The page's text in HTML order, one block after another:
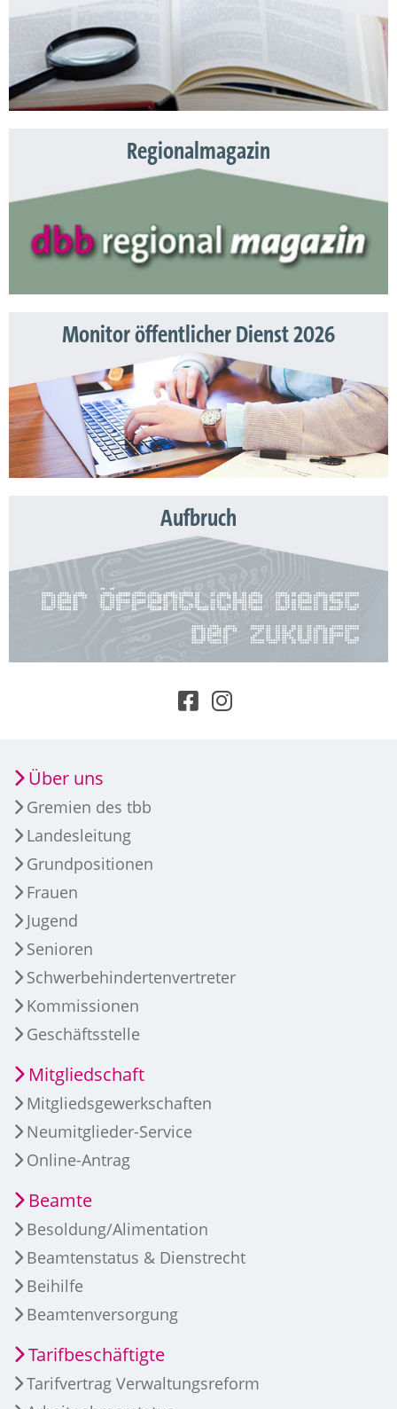
Regionalmagazin
Monitor öffentlicher Dienst 2026
Aufbruch
Über uns
Gremien des tbb
Landesleitung
Grundpositionen
Frauen
Jugend
Senioren
Schwerbehindertenvertreter
Kommissionen
Geschäftsstelle
Mitgliedschaft
Mitgliedsgewerkschaften
Neumitglieder-Service
Online-Antrag
Beamte
Besoldung/Alimentation
Beamtenstatus & Dienstrecht
Beihilfe
Beamtenversorgung
Tarifbeschäftigte
Tarifvertrag Verwaltungsreform